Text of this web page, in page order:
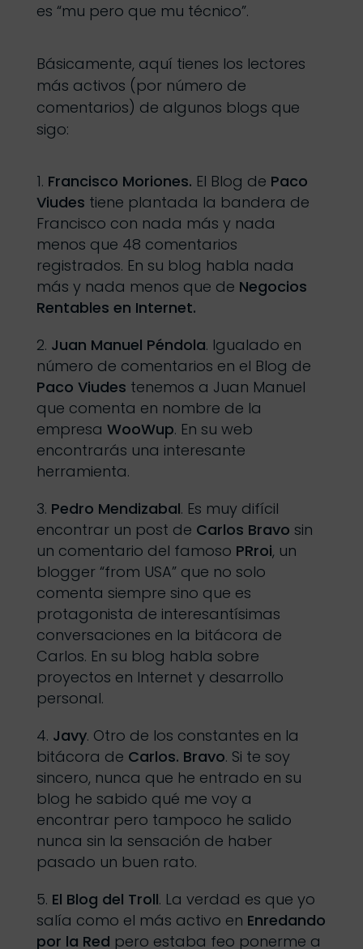
es “mu pero que mu técnico”.
Básicamente, aquí tienes los lectores
más activos (por número de
comentarios) de algunos blogs que
sigo:
Francisco Moriones. El Blog de Paco
Viudes tiene plantada la bandera de
Francisco con nada más y nada
menos que 48 comentarios
registrados. En su blog habla nada
más y nada menos que de Negocios
Rentables en Internet.
Juan Manuel Péndola. Igualado en
número de comentarios en el Blog de
Paco Viudes tenemos a Juan Manuel
que comenta en nombre de la
empresa WooWup. En su web
encontrarás una interesante
herramienta.
Pedro Mendizabal. Es muy difícil
encontrar un post de Carlos Bravo sin
un comentario del famoso PRroi, un
blogger “from USA” que no solo
comenta siempre sino que es
protagonista de interesantísimas
conversaciones en la bitácora de
Carlos. En su blog habla sobre
proyectos en Internet y desarrollo
personal.
Javy. Otro de los constantes en la
bitácora de Carlos. Bravo. Si te soy
sincero, nunca que he entrado en su
blog he sabido qué me voy a
encontrar pero tampoco he salido
nunca sin la sensación de haber
pasado un buen rato.
El Blog del Troll. La verdad es que yo
salía como el más activo en Enredando
por la Red pero estaba feo ponerme a